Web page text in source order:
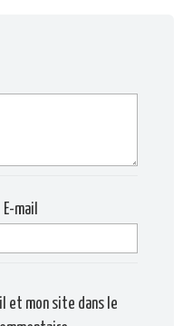
E-mail
et mon site dans le